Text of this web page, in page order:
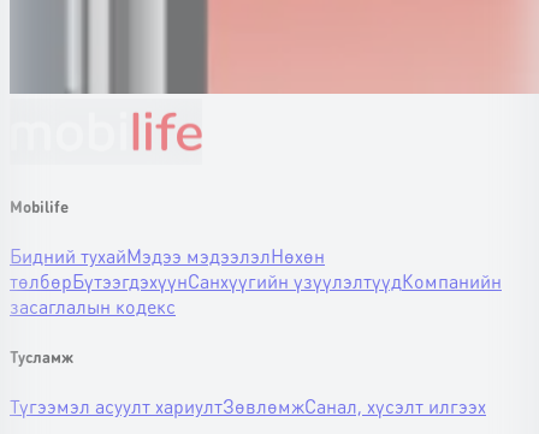
Mobilife
Бидний тухайМэдээ мэдээлэлНөхөн
төлбөрБүтээгдэхүүнСанхүүгийн үзүүлэлтүүдКомпанийн
засаглалын кодекс
Тусламж
Түгээмэл асуулт хариултЗөвлөмжСанал, хүсэлт илгээх